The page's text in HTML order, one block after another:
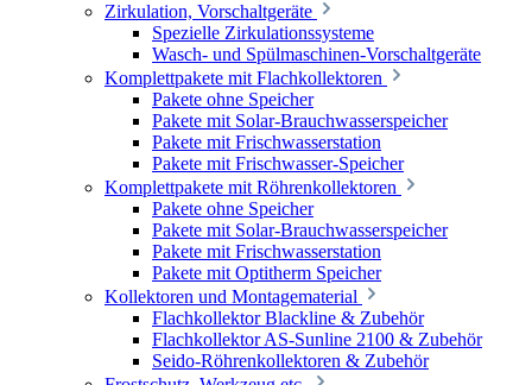
Zirkulation, Vorschaltgeräte
Spezielle Zirkulationssysteme
Wasch- und Spülmaschinen-Vorschaltgeräte
Komplettpakete mit Flachkollektoren
Pakete ohne Speicher
Pakete mit Solar-Brauchwasserspeicher
Pakete mit Frischwasserstation
Pakete mit Frischwasser-Speicher
Komplettpakete mit Röhrenkollektoren
Pakete ohne Speicher
Pakete mit Solar-Brauchwasserspeicher
Pakete mit Frischwasserstation
Pakete mit Optitherm Speicher
Kollektoren und Montagematerial
Flachkollektor Blackline & Zubehör
Flachkollektor AS-Sunline 2100 & Zubehör
Seido-Röhrenkollektoren & Zubehör